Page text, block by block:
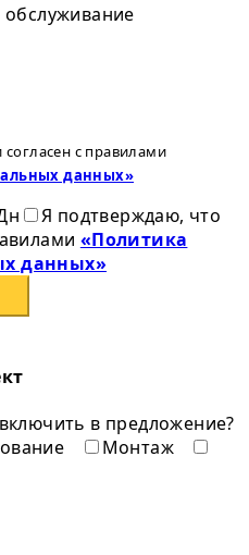
обслуживание
с правилами
данных»
Я подтверждаю, что
«Политика
данных»
в предложение?
Монтаж